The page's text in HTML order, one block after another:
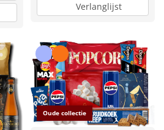
Verlanglijst
Oude collectie